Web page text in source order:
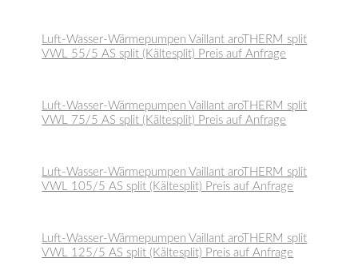
Luft-Wasser-Wärmepumpen Vaillant aroTHERM split
VWL 55/5 AS split (Kältesplit) Preis auf Anfrage
Luft-Wasser-Wärmepumpen Vaillant aroTHERM split
VWL 75/5 AS split (Kältesplit) Preis auf Anfrage
Luft-Wasser-Wärmepumpen Vaillant aroTHERM split
VWL 105/5 AS split (Kältesplit) Preis auf Anfrage
Luft-Wasser-Wärmepumpen Vaillant aroTHERM split
VWL 125/5 AS split (Kältesplit) Preis auf Anfrage